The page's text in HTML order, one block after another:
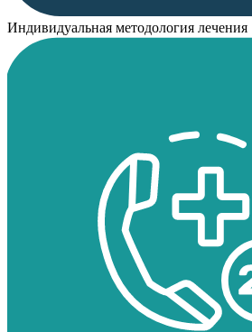
Индивидуальная методология лечения